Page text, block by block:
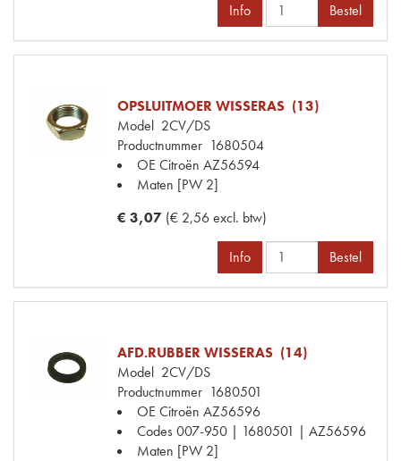
Info Bestel
OPSLUITMOER WISSERAS (13)
Model 2CV/DS
Productnummer 1680504
OE Citroën AZ56594
Maten [PW 2]
€ 3,07 (€ 2,56 excl. btw)
Info Bestel
AFD.RUBBER WISSERAS (14)
Model 2CV/DS
Productnummer 1680501
OE Citroën AZ56596
Codes007-950 | 1680501 | AZ56596
Maten [PW 2]